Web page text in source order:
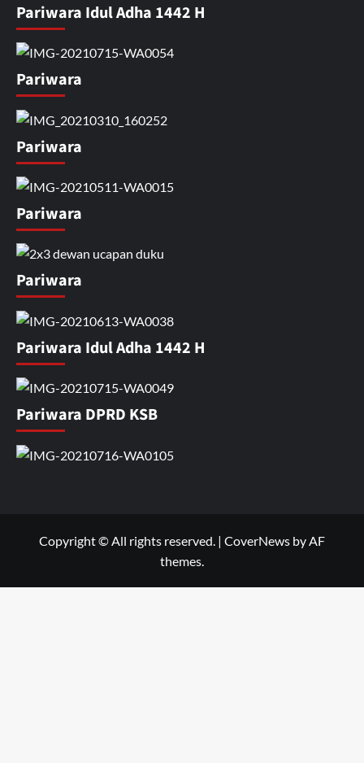
Pariwara Idul Adha 1442 H
Pariwara
Pariwara
Pariwara
Pariwara
Pariwara Idul Adha 1442 H
Pariwara DPRD KSB
Copyright © All rights reserved. | CoverNews by AF
themes.